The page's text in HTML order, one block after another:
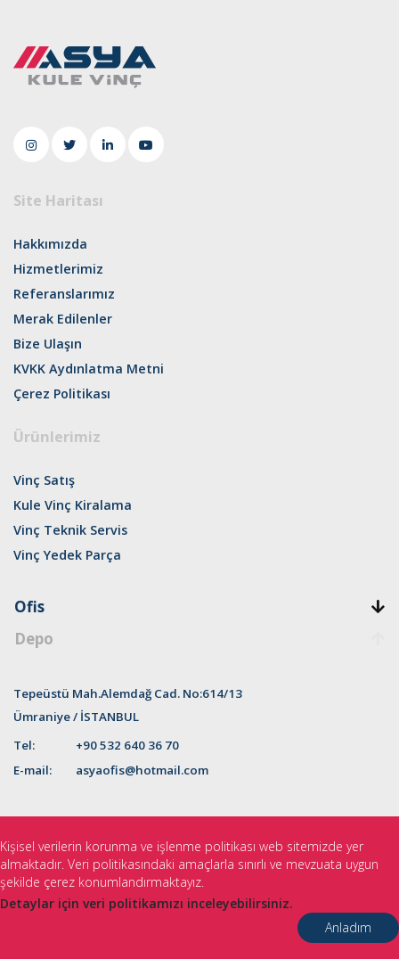
Site Haritası
Hakkımızda
Hizmetlerimiz
Referanslarımız
Merak Edilenler
Bize Ulaşın
KVKK Aydınlatma Metni
Çerez Politikası
Ürünlerimiz
Vinç Satış
Kule Vinç Kiralama
Vinç Teknik Servis
Vinç Yedek Parça
Ofis
Depo
Tepeüstü Mah.Alemdağ Cad. No:614/13
Ümraniye / İSTANBUL
Tel:
+90 532 640 36 70
E-mail:
asyaofis@hotmail.com
© 2025 Asya Kule Vinç - Tüm hakları saklıdır.
Kişisel verilerin korunma ve işlenme politikası web sitemizde yer
almaktadır. Veri politikasındaki amaçlarla sınırlı ve mevzuata uygun
şekilde çerez konumlandırmaktayız.
Detaylar için veri politikamızı inceleyebilirsiniz.
Anladım